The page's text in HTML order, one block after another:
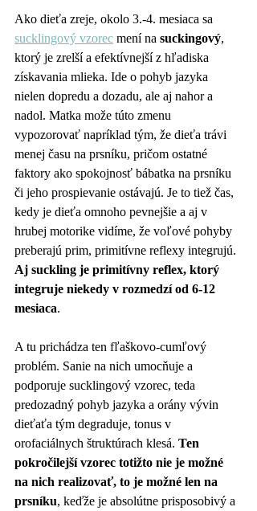
Ako dieťa zreje, okolo 3.-4. mesiaca sa
sucklingový vzorec mení na suckingový,
ktorý je zrelší a efektívnejší z hľadiska
získavania mlieka. Ide o pohyb jazyka
nielen dopredu a dozadu, ale aj nahor a
nadol. Matka može túto zmenu
vypozorovať napríklad tým, že dieťa trávi
menej času na prsníku, pričom ostatné
faktory ako spokojnosť bábatka na prsníku
či jeho prospievanie ostávajú. Je to tiež čas,
kedy je dieťa omnoho pevnejšie a aj v
hrubej motorike vidíme, že voľové pohyby
preberajú prim, primitívne reflexy integrujú.
Aj suckling je primitívny reflex, ktorý
integruje niekedy v rozmedzí od 6-12
mesiaca.
A tu prichádza ten fľaškovo-cumľový
problém. Sanie na nich umocňuje a
podporuje sucklingový vzorec, teda
predozadný pohyb jazyka a orány vývin
dieťaťa tým degraduje, tonus v
orofaciálnych štruktúrach klesá. Ten
pokročilejší vzorec totižto nie je možné
na nich realizovať, to je možné len na
prsníku, keďže je absolútne prisposobivý a